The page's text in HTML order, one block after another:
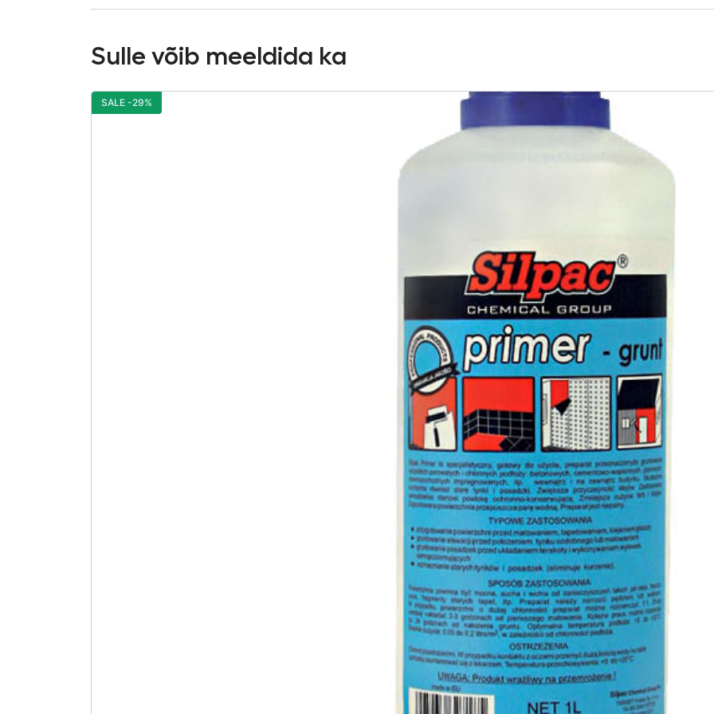
Sulle võib meeldida ka
SALE -29%